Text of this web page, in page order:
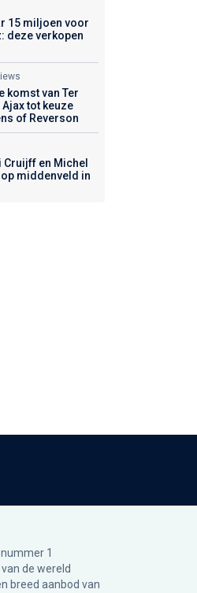
15 miljoen voor
deze verkopen
komst van Ter
tot keuze
of Reverson
en Michel
middenveld in
1
de wereld
breed aanbod van